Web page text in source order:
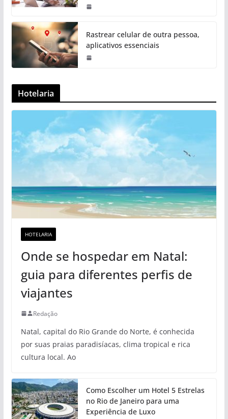
Rastrear celular de outra pessoa,
aplicativos essenciais
Hotelaria
HOTELARIA
Onde se hospedar em Natal:
guia para diferentes perfis de
viajantes
Redação
Natal, capital do Rio Grande do Norte, é conhecida
por suas praias paradisíacas, clima tropical e rica
cultura local. Ao
Como Escolher um Hotel 5 Estrelas
no Rio de Janeiro para uma
Experiência de Luxo